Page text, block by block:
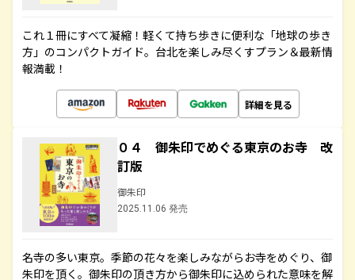
これ１冊にすべて凝縮！軽くて持ち歩きに便利な「地球の歩き
方」のコンパクトガイド。台北を楽しみ尽くすプラン＆最新情
報満載！
詳細を見る
０４ 御朱印でめぐる東京のお寺 改
訂版
御朱印
2025.11.06 発売
名寺の多い東京。季節の花々を楽しみながらお寺をめぐり、御
朱印を頂く。御朱印の頂き方から御朱印に込められた意味を解